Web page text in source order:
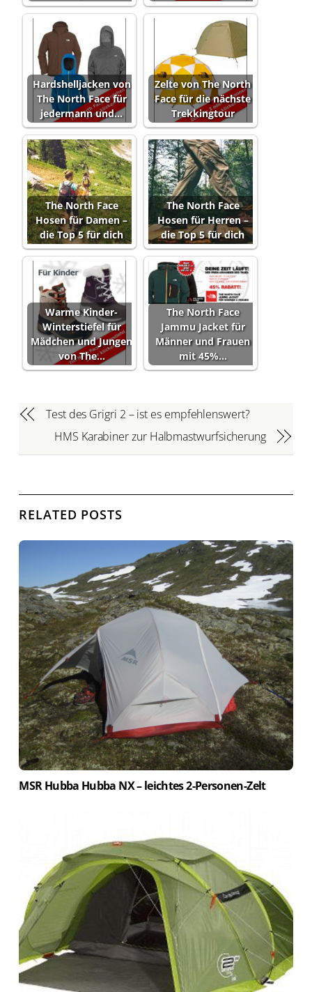
Hardshelljacken von
The North Face für
jedermann und…
Zelte von The North
Face für die nächste
Trekkingtour
The North Face
Hosen für Damen –
die Top 5 für dich
The North Face
Hosen für Herren –
die Top 5 für dich
Warme Kinder-
Winterstiefel für
Mädchen und Jungen
von The…
The North Face
Jammu Jacket für
Männer und Frauen
mit 45%…
Test des Grigri 2 – ist es empfehlenswert?
HMS Karabiner zur Halbmastwurfsicherung
RELATED POSTS
MSR Hubba Hubba NX – leichtes 2-Personen-Zelt